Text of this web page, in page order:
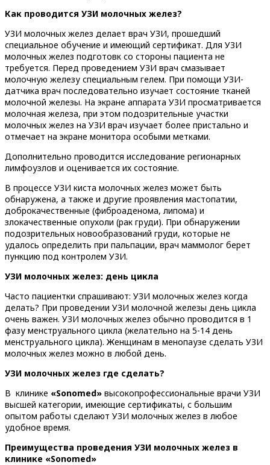
Как проводится УЗИ молочных желез?
УЗИ молочных желез делает врач УЗИ, прошедший
специальное обучение и имеющий сертификат. Для УЗИ
молочных желез подготовк со стороны пациента не
требуется. Перед проведением УЗИ врач смазывает
молочную железу специальным гелем. При помощи УЗИ-
датчика врач последовательно изучает состояние тканей
молочной железы. На экране аппарата УЗИ просматривается
молочная железа, при этом подозрительные участки
молочных желез на УЗИ врач изучает более пристально и
отмечает на экране монитора особыми метками.
Дополнительно проводится исследование регионарных
лимфоузлов и оценивается их состояние.
В процессе УЗИ киста молочных желез может быть
обнаружена, а также и другие проявления мастопатии,
доброкачественные (фиброаденома, липома) и
злокачественные опухоли (рак груди). При обнаружении
подозрительных новообразований груди, которые не
удалось определить при пальпации, врач маммолог берет
пункцию под контролем УЗИ.
УЗИ молочных желез: день цикла
Часто пациентки спрашивают: УЗИ молочных желез когда
делать? При проведении УЗИ молочной железы день цикла
очень важен. УЗИ молочных желез обычно проводится в 1
фазу менструального цикла (желательно на 5-14 день
менструального цикла). Женщинам в менопаузе сделать УЗИ
молочных желез можно в любой день.
УЗИ молочных желез где сделать?
В клинике «Sonomed» высокопрофессиональные врачи УЗИ
высшей категории, имеющие сертификаты, с большим
опытом работы сделают УЗИ молочных желез в любое
удобное время.
Преимущества проведения УЗИ молочных желез в
клинике «Sonomed»